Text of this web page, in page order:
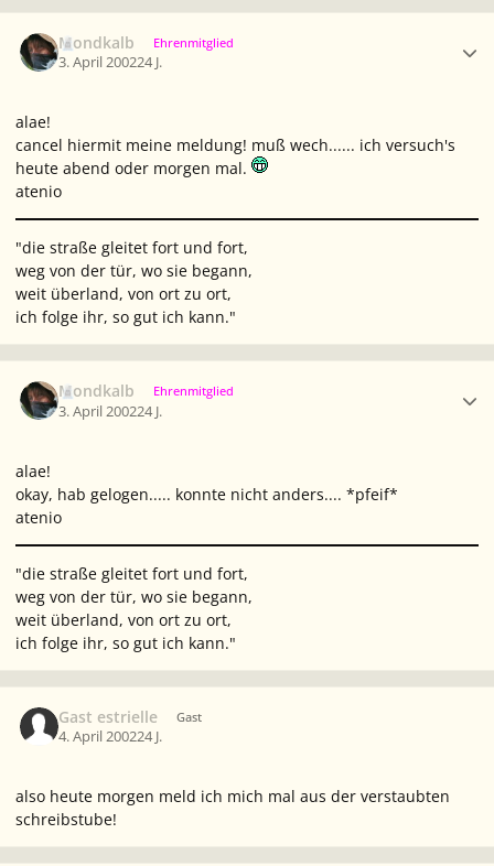
Mondkalb Ehrenmitglied
3. April 200224 J.
alae!
cancel hiermit meine meldung! muß wech...... ich versuch's
heute abend oder morgen mal.
atenio
"die straße gleitet fort und fort,
weg von der tür, wo sie begann,
weit überland, von ort zu ort,
ich folge ihr, so gut ich kann."
Mondkalb Ehrenmitglied
3. April 200224 J.
alae!
okay, hab gelogen..... konnte nicht anders.... *pfeif*
atenio
"die straße gleitet fort und fort,
weg von der tür, wo sie begann,
weit überland, von ort zu ort,
ich folge ihr, so gut ich kann."
Gast estrielle Gast
4. April 200224 J.
also heute morgen meld ich mich mal aus der verstaubten
schreibstube!